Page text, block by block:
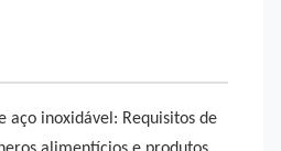
aço inoxidável: Requisitos de